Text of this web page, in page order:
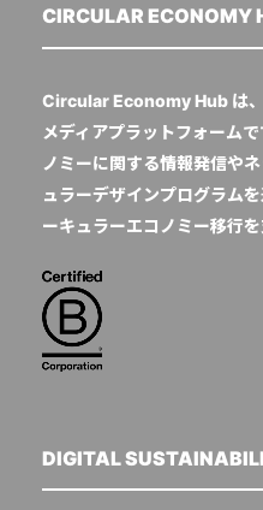
CIRCULAR ECONOMY
Circular Economy Hub は
メディアプラットフォーム
ノミーに関する情報発信や
ュラーデザインプログラム
ーキュラーエコノミー移行を
DIGITAL